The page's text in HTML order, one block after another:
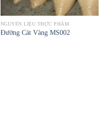
NGUYÊN LIỆU THỰC PHẨM
Đường Cát Vàng MS002